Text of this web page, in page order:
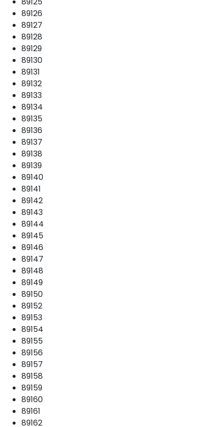
89126
89127
89128
89129
89130
89131
89132
89133
89134
89135
89136
89137
89138
89139
89140
89141
89142
89143
89144
89145
89146
89147
89148
89149
89150
89152
89153
89154
89155
89156
89157
89158
89159
89160
89161
89162